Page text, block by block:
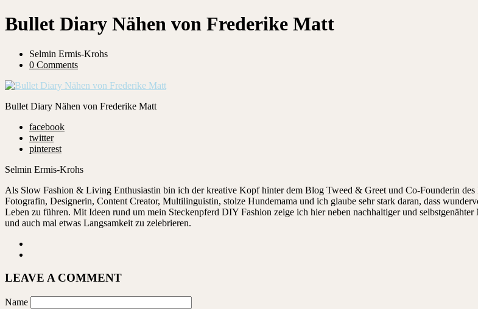
Bullet Diary Nähen von Frederike Matt
Selmin Ermis-Krohs
0 Comments
Bullet Diary Nähen von Frederike Matt
facebook
twitter
pinterest
Selmin Ermis-Krohs
Als Slow Fashion & Living Enthusiastin bin ich der kreative Kopf hinter dem Blog Tweed & Greet und Co-Founderin
Fotografin, Designerin, Content Creator, Multilinguistin, stolze Hundemama und ich glaube sehr stark daran, dass
Leben zu führen. Mit Ideen rund um mein Steckenpferd DIY Fashion zeige ich hier neben nachhaltiger und
und auch mal etwas Langsamkeit zu zelebrieren.
LEAVE A COMMENT
Name